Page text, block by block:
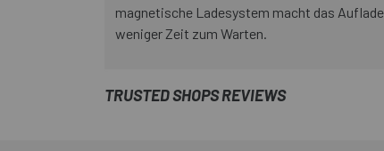
magnetische Ladesystem macht das
weniger Zeit zum Warten.
TRUSTED SHOPS REVIEWS